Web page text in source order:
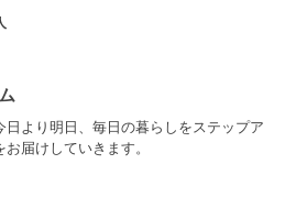
日より明日、毎日の暮らしをステップア
届けしていきます。